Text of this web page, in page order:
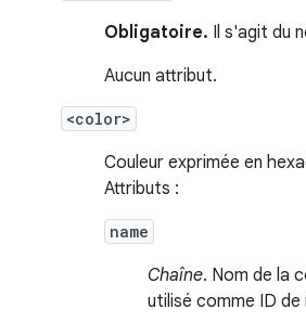
Obligatoire. Il s'agit du
Aucun attribut.
<color>
Couleur exprimée en
Attributs :
name
Chaîne. Nom de la
utilisé comme ID